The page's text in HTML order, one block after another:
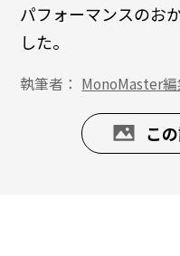
パフォーマンスのお
した。
執筆者： MonoMaster
こ